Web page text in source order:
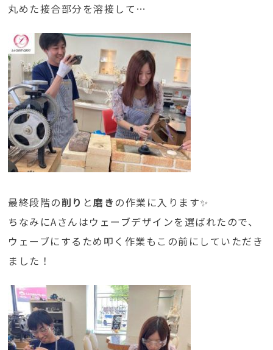
丸めた接合部分を溶接して…
最終段階の削り と磨き の作業に入ります✨
ちなみにAさんはウェーブデザインを選ばれたので、
ウェーブにするため叩く作業もこの前にしていただき
ました！